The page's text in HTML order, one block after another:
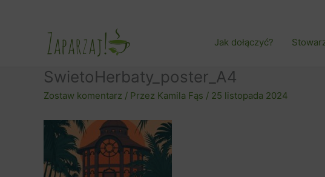
Jak dołączyć?
SwietoHerbaty_poster_A4
Zostaw komentarz / Przez Kamila Fąs / 25 listopada 2024